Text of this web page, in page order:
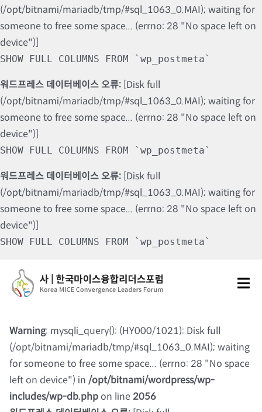
(/opt/bitnami/mariadb/tmp/#sql_1063_0.MAI); waiting for
someone to free some space... (errno: 28 "No space left on
device")]
SHOW FULL COLUMNS FROM `wp_postmeta`
워드프레스 데이터베이스 오류: [Disk full
(/opt/bitnami/mariadb/tmp/#sql_1063_0.MAI); waiting for
someone to free some space... (errno: 28 "No space left on
device")]
SHOW FULL COLUMNS FROM `wp_postmeta`
워드프레스 데이터베이스 오류: [Disk full
(/opt/bitnami/mariadb/tmp/#sql_1063_0.MAI); waiting for
someone to free some space... (errno: 28 "No space left on
device")]
SHOW FULL COLUMNS FROM `wp_postmeta`
content
포럼소식
칼럼 및 기고
Warning: mysqli_query(): (HY000/1021): Disk full
(/opt/bitnami/mariadb/tmp/#sql_1063_0.MAI); waiting
for someone to free some space... (errno: 28 "No space
left on device") in /opt/bitnami/wordpress/wp-
includes/wp-db.phpon line2056